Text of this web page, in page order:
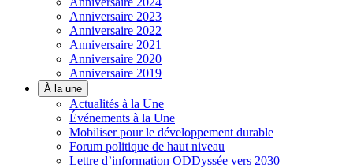
Anniversaire 2023
Anniversaire 2022
Anniversaire 2021
Anniversaire 2020
Anniversaire 2019
À la une
Actualités à la Une
Événements à la Une
Mobiliser pour le développement durable
Forum politique de haut niveau
Lettre d’information ODDyssée vers 2030